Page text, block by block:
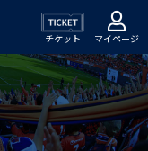
チケット マイページ